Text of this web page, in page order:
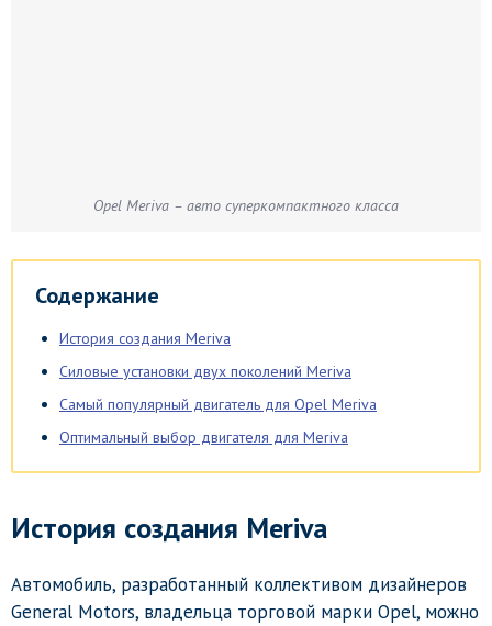
Opel Meriva – авто суперкомпактного класса
Содержание
История создания Meriva
Силовые установки двух поколений Meriva
Самый популярный двигатель для Opel Meriva
Оптимальный выбор двигателя для Meriva
История создания Meriva
Автомобиль, разработанный коллективом дизайнеров
General Motors, владельца торговой марки Opel, можно